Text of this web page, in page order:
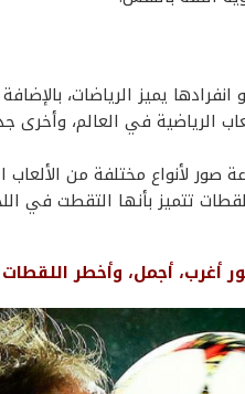
يميز الرياضات،
الرياضية في العالم، وأخرى
لأنواع مختلفة من الألعاب
تتميز بأنها التقطت في
أغرب، أجمل، وأخطر اللقطات